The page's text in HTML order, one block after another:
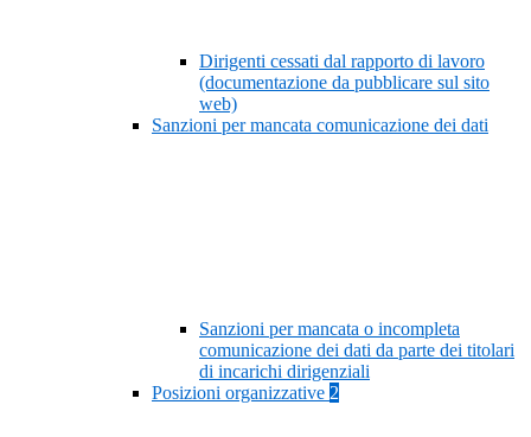
Dirigenti cessati dal rapporto di lavoro
(documentazione da pubblicare sul sito
web)
Sanzioni per mancata comunicazione dei dati
Sanzioni per mancata o incompleta
comunicazione dei dati da parte dei titolari
di incarichi dirigenziali
Posizioni organizzative 2